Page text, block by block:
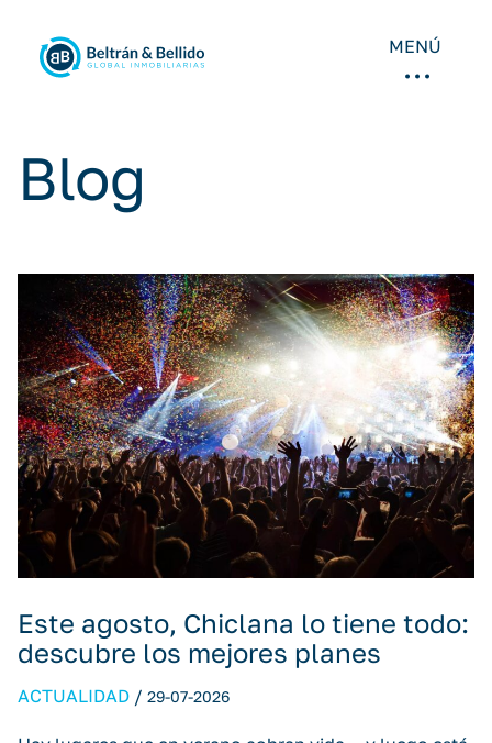
MENÚ
Blog
Este agosto, Chiclana lo tiene todo:
descubre los mejores planes
ACTUALIDAD / 29-07-2026